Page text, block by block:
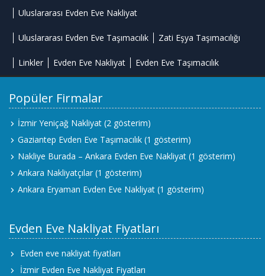
Uluslararası Evden Eve Nakliyat
Uluslararası Evden Eve Taşımacılık Zati Eşya Taşımacılığı
Linkler Evden Eve Nakliyat Evden Eve Taşımacılık
Popüler Firmalar
İzmir Yeniçağ Nakliyat (2 gösterim)
Gaziantep Evden Eve Taşımacılık (1 gösterim)
Nakliye Burada – Ankara Evden Eve Nakliyat (1 gösterim)
Ankara Nakliyatçılar (1 gösterim)
Ankara Eryaman Evden Eve Nakliyat (1 gösterim)
Evden Eve Nakliyat Fiyatları
Evden eve nakliyat fiyatları
İzmir Evden Eve Nakliyat Fiyatları